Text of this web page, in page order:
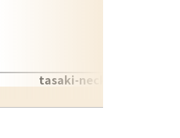
tasaki-necklace